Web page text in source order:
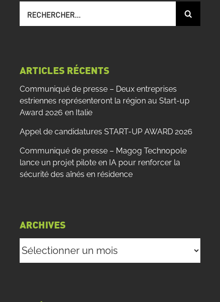
sur
ARTICLES RÉCENTS
Communiqué de presse – Deux entreprises
estriennes représenteront la région au Start-up
Award 2026 en Italie
Appel de candidatures START-UP AWARD 2026
Communiqué de presse – Magog Technopole
lance un projet pilote en IA pour renforcer la
sécurité des aînés en résidence
ARCHIVES